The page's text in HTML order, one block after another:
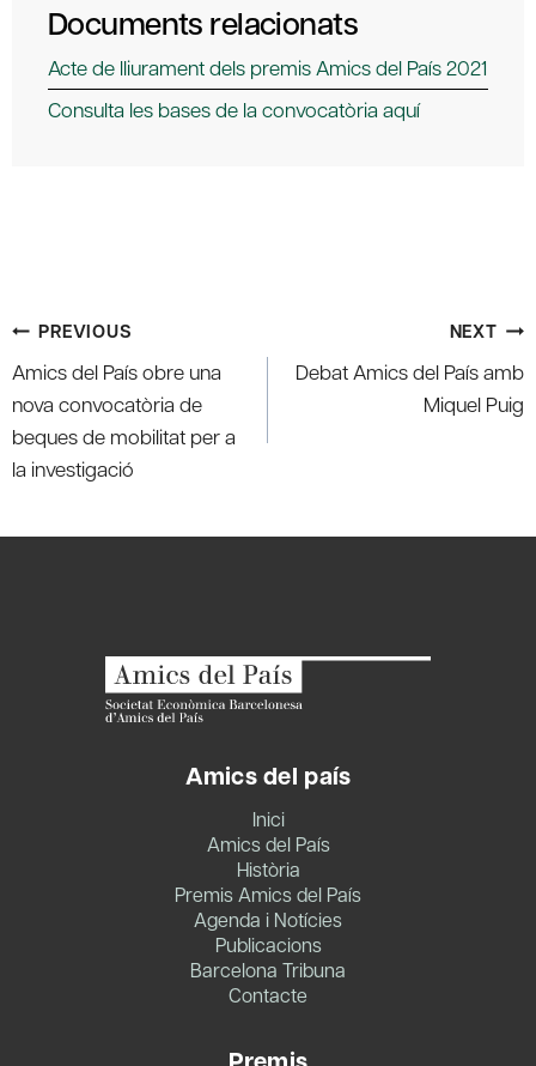
Documents relacionats
Acte de lliurament dels premis Amics del País 2021
Consulta les bases de la convocatòria aquí
Post
navigation
PREVIOUS
Amics del País obre una
nova convocatòria de
beques de mobilitat per a
la investigació
NEXT
Debat Amics del País amb
Miquel Puig
Amics del país
Inici
Amics del País
Història
Premis Amics del País
Agenda i Notícies
Publicacions
Barcelona Tribuna
Contacte